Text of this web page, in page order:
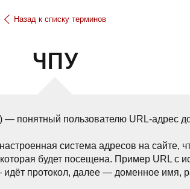
Назад к списку терминов
ЧПУ
понятный пользователю URL-адрес
система адресов на сайте,
будет посещена. Пример URL с
протокол, далее — доменное имя,